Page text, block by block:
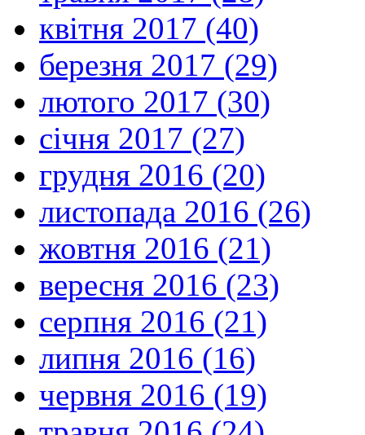
квітня 2017 (40)
березня 2017 (29)
лютого 2017 (30)
січня 2017 (27)
грудня 2016 (20)
листопада 2016 (26)
жовтня 2016 (21)
вересня 2016 (23)
серпня 2016 (21)
липня 2016 (16)
червня 2016 (19)